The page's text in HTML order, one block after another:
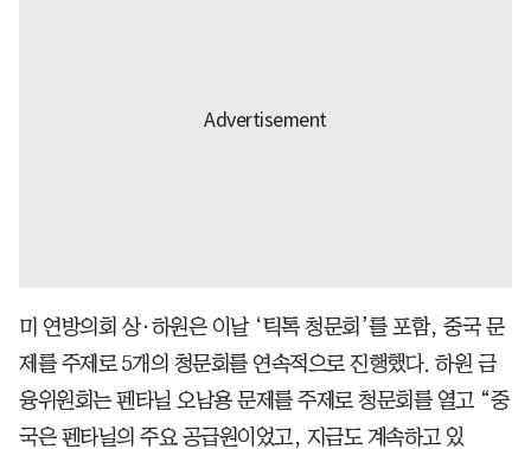
미 연방의회 상·하원은 이날 ‘틱톡 청문회’를 포함, 중국 문
제를 주제로 5개의 청문회를 연속적으로 진행했다. 하원 금
융위원회는 펜타닐 오남용 문제를 주제로 청문회를 열고 “중
국은 펜타닐의 주요 공급원이었고, 지금도 계속하고 있